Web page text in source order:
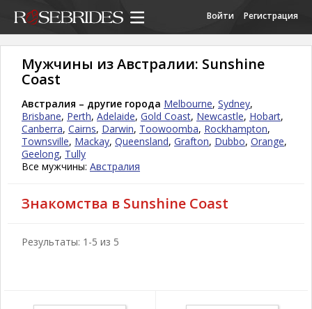
Войти Регистрация
Мужчины из Австралии: Sunshine
Coast
Австралия – другие города Melbourne, Sydney,
Brisbane, Perth, Adelaide, Gold Coast, Newcastle, Hobart,
Canberra, Cairns, Darwin, Toowoomba, Rockhampton,
Townsville, Mackay, Queensland, Grafton, Dubbo, Orange,
Geelong, Tully
Все мужчины: Австралия
Знакомства в Sunshine Coast
Результаты: 1-5 из 5